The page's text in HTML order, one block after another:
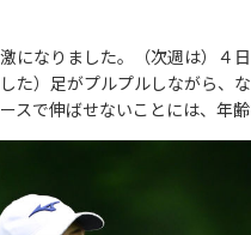
になりました。（次週は）４
た）足がプルプルしながら、
スで伸ばせないことには、年齢